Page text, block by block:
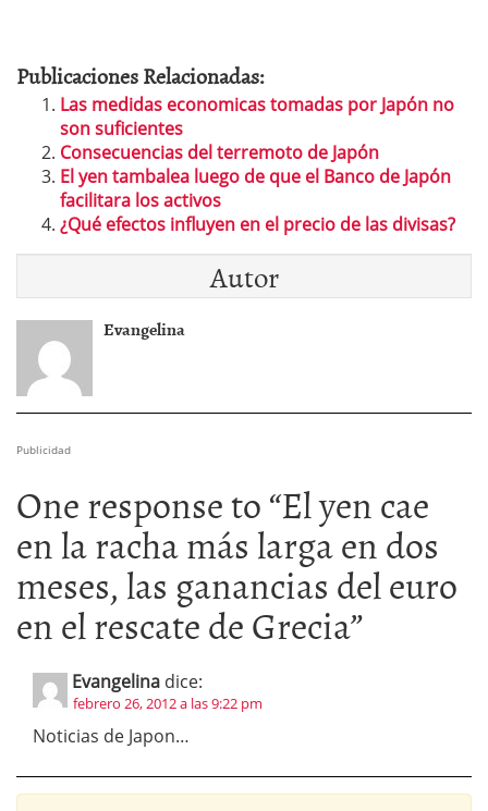
Publicaciones Relacionadas:
Las medidas economicas tomadas por Japón no
son suficientes
Consecuencias del terremoto de Japón
El yen tambalea luego de que el Banco de Japón
facilitara los activos
¿Qué efectos influyen en el precio de las divisas?
Autor
Evangelina
Publicidad
One response to “El yen cae
en la racha más larga en dos
meses, las ganancias del euro
en el rescate de Grecia”
Evangelina dice:
febrero 26, 2012 a las 9:22 pm
Noticias de Japon…